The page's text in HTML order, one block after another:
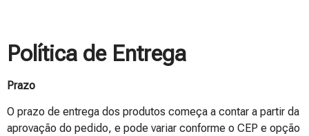
Política de Entrega
Prazo
O prazo de entrega dos produtos começa a contar a partir da
aprovação do pedido, e pode variar conforme o CEP e opção